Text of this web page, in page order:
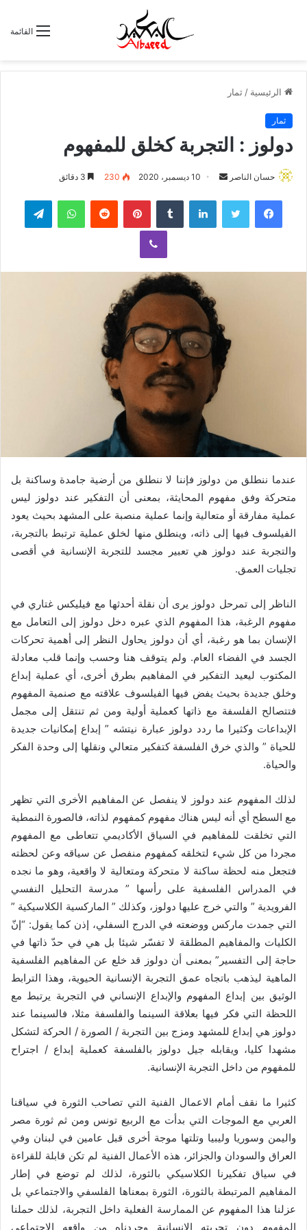
القائمة
الرئيسية / ثمار
ثمار
دولوز : التجربة كخلق للمفهوم
حسان الناصر
ل
إ
ر
ا
10 ديسمبر، 2020 230
لينكدإن بينتيريست واتساب
ڤايبر
عندما ننطلق من دولوز فإننا لا ننطلق من أرضية جامدة وساكنة بل
متحركة وفق مفهوم المحايثة، بمعنى أن التفكير عند دولوز ليس
عملية مفارقة أو متعالية وإنما عملية منصبة على المشهد بحيث يعود
الفيلسوف فيها إلى ذاته، وينطلق منها لخلق عملية ترتبط بالتجربة،
والتجربة عند دولوز هي تعبير مجسد للتجربة الإنسانية في أقصى
تجليات العمق.
الناظر إلى تمرحل دولوز يرى أن نقلة أحدثها مع فيليكس غتاري في
مفهوم الرغبة، هذا المفهوم الذي عبره دخل دولوز إلى التعامل مع
الإنسان بما هو رغبة، أي أن دولوز يحاول النظر إلى أهمية تحركات
الجسد في الفضاء العام. ولم يتوقف هنا وحسب وإنما قلب معادلة
المكتوب ليعيد التفكير في المفاهيم بطرق أخرى، أي عملية إبداع
وخلق جديدة بحيث يفض فيها الفيلسوف علاقته مع صنمية المفهوم
فتتصالح الفلسفة مع ذاتها كعملية أولية ومن ثم تنتقل إلى مجمل
الإبداعات وكثيرا ما ردد دولوز عبارة نيتشه ” إبداع إمكانيات جديدة
للحياة ” والذي خرق الفلسفة كتفكير متعالي ونقلها إلى وحدة الفكر
والحياة.
لذلك المفهوم عند دولوز لا ينفصل عن المفاهيم الأخرى التي تظهر
مع السطح أي أنه ليس هناك مفهوم كمفهوم لذاته، فالصورة النمطية
التي تخلقت للمفاهيم في السياق الأكاديمي تتعاطى مع المفهوم
مجردا من كل شيء لتخلقه كمفهوم منفصل عن سياقه وعن لحظته
فتجعل منه لحظة ساكنة لا متحركة ومتعالية لا واقعية، وهو ما نجده
في المدراس الفلسفية على رأسها ” مدرسة التحليل النفسي
الفرويدية ” والتي خرج عليها دولوز، وكذلك ” الماركسية الكلاسيكية ”
التي جمدت ماركس ووضعته في الدرج السفلي، إذن كما يقول: “إنّ
الكليات والمفاهيم المطلقة لا تفسّر شيئا بل هي في حدّ ذاتها في
حاجة إلى التفسير” بمعنى أن دولوز قد خلع عن المفاهيم الفلسفية
الماهية ليذهب باتجاه عمق التجربة الإنسانية الحيوية، وهذا الترابط
الوثيق بين إبداع المفهوم والإبداع الإنساني في التجربة يرتبط مع
اللحظة التي فكر فيها بعلاقة السينما والفلسفة مثلا، فالسينما عند
دولوز هي إبداع للمشهد ومزج بين التجربة / الصورة / الحركة لتشكل
مشهدا كليا، ويقابله جيل دولوز بالفلسفة كعملية إبداع / اجتراح
للمفهوم من داخل التجربة الإنسانية.
كثيرا ما نقف أمام الاعمال الفنية التي تصاحب الثورة في سياقنا
العربي مع الموجات التي بدأت مع الربيع تونس ومن ثم ثورة مصر
واليمن وسوريا وليبيا وتلتها موجة أخرى قبل عامين في لبنان وفي
العراق والسودان والجزائر، هذه الأعمال الفنية لم تكن قابلة للقراءة
في سياق تفكيرنا الكلاسيكي بالثورة، لذلك لم توضع في إطار
المفاهيم المرتبطة بالثورة، الثورة بمعناها الفلسفي والاجتماعي بل
عزلنا هذا المفهوم عن الممارسة الفعلية داخل التجربة، لذلك حملنا
المفهوم دون تجربته الإنسانية وجردناه من واقعه الاجتماعي